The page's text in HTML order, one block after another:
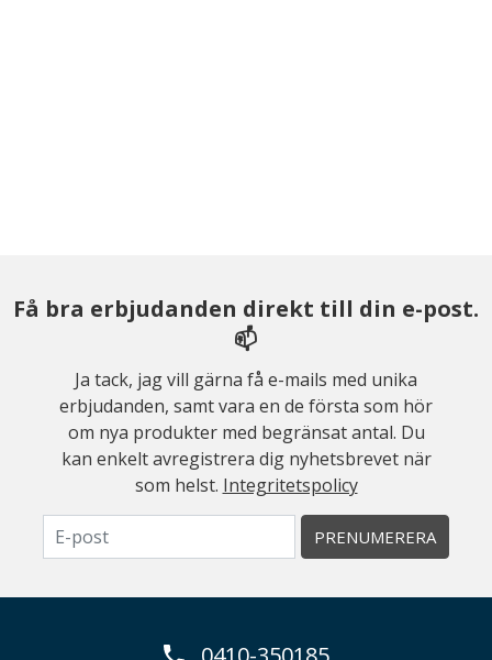
Få bra erbjudanden direkt till din e-post.
📫
Ja tack, jag vill gärna få e-mails med unika
erbjudanden, samt vara en de första som hör
om nya produkter med begränsat antal. Du
kan enkelt avregistrera dig nyhetsbrevet när
som helst. Integritetspolicy
PRENUMERERA